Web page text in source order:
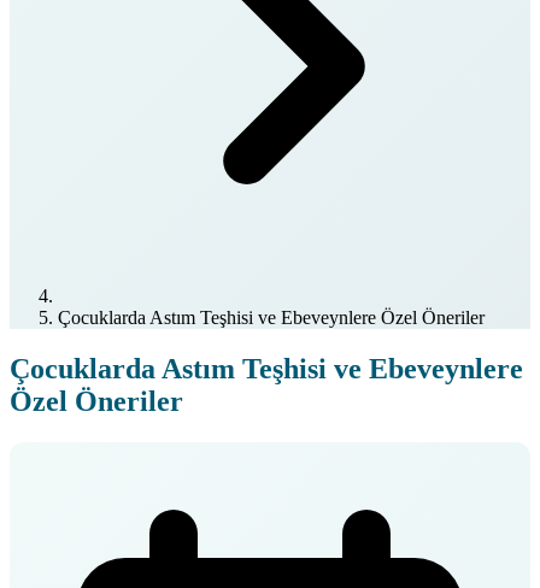
Çocuklarda Astım Teşhisi ve Ebeveynlere Özel Öneriler
Çocuklarda Astım Teşhisi ve Ebeveynlere
Özel Öneriler